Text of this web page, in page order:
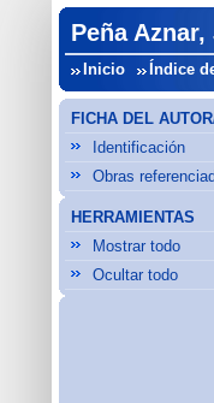
Peña
Inicio Índice
FICHA DEL
Identificación
Obras
HERRAMIENTAS
Mostrar todo
Ocultar todo